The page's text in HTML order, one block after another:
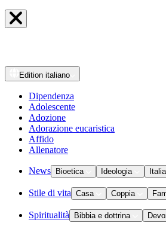
Edition italiano
Dipendenza
Adolescente
Adozione
Adorazione eucaristica
Affido
Allenatore
News Bioetica Ideologia Italia
Stile di vita Casa Coppia
Spiritualità Bibbia e dottrina